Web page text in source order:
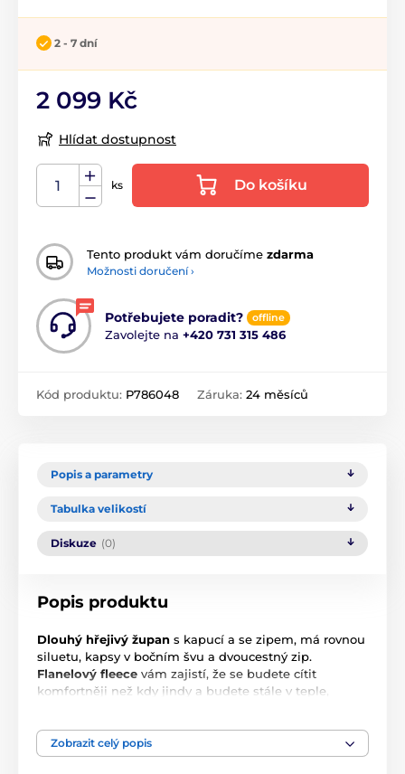
2 - 7 dní
2 099 Kč
Hlídat dostupnost
ks Do košíku
Tento produkt vám doručíme zdarma
Možnosti doručení ›
Potřebujete poradit? offline
Zavolejte na +420 731 315 486
Kód produktu: P786048 Záruka: 24 měsíců
Popis a parametry
Tabulka velikostí
Diskuze (0)
Popis produktu
Dlouhý hřejivý župan s kapucí a se zipem, má rovnou
siluetu, kapsy v bočním švu a dvoucestný zip.
Flanelový fleece vám zajistí, že se budete cítit
komfortněji než kdy jindy a budete stále v teple,
na dotek.
Zobrazit celý popis